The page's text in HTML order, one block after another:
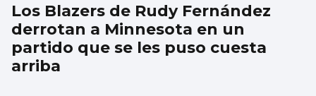
Los Blazers de Rudy Fernández
derrotan a Minnesota en un
partido que se les puso cuesta
arriba